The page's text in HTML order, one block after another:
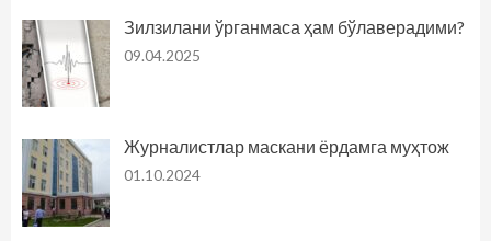
Зилзилани ўрганмаса ҳам бўлаверадими?
09.04.2025
Журналистлар маскани ёрдамга муҳтож
01.10.2024